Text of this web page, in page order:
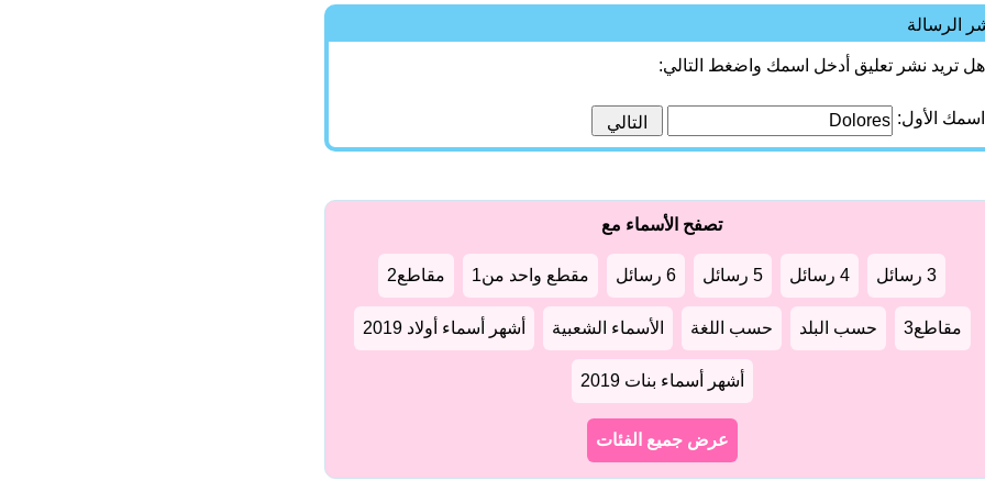
الرسالة
هل تريد نشر تعليق أدخل اسمك واضغط التالي:
اسمك الأول:
تصفح الأسماء مع
3 رسائل 4 رسائل 5 رسائل 6 رسائل مقطع واحد من1 مقاطع2
مقاطع3 حسب البلد حسب اللغة الأسماء الشعبية أشهر أسماء أولاد 2019
أشهر أسماء بنات 2019
عرض جميع الفئات